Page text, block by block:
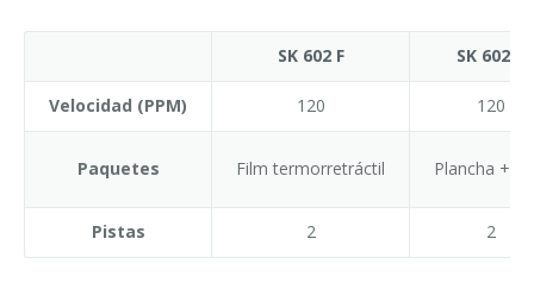
SK 602 F SK 602 P
Velocidad (PPM) 120 120
Paquetes Film termorretráctil Plancha +
Pistas 2 2